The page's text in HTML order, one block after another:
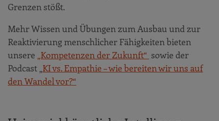
Grenzen stößt.
Mehr Wissen und Übungen zum Ausbau und zur
Reaktivierung menschlicher Fähigkeiten bieten
unsere „Kompetenzen der Zukunft“ sowie der
Podcast „ KI vs. Empathie – wie bereiten wir uns auf
den Wandel vor?“